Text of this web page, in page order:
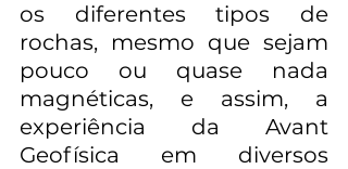
os diferentes tipos de
rochas, mesmo que sejam
pouco ou quase nada
magnéticas, e assim, a
experiência da Avant
Geofísica em diversos